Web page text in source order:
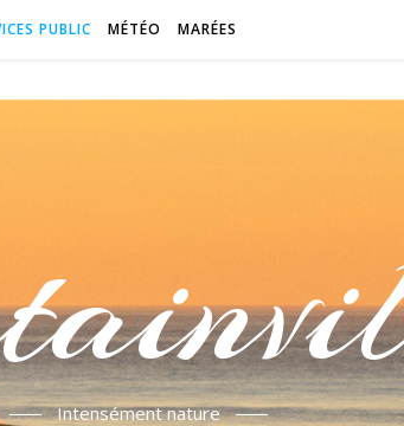
PUBLIC MÉTÉO MARÉES
Intensément nature